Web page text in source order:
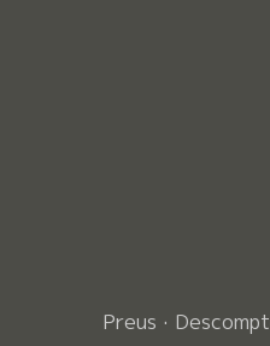
Preus ·